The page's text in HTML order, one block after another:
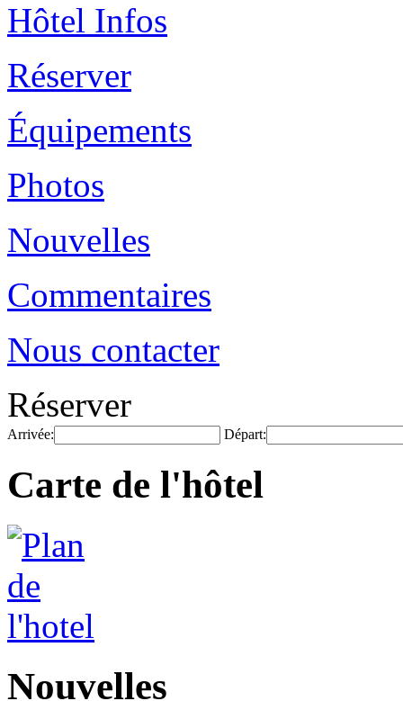
Hôtel Infos
Réserver
Équipements
Photos
Nouvelles
Commentaires
Nous contacter
Réserver
Arrivée: Départ:
Carte de l'hôtel
Nouvelles